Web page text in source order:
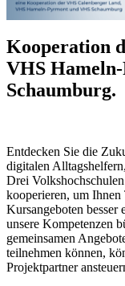
Kooperation
VHS
Schaumburg.
Entdecken Sie die
digitalen
Drei
kooperieren, um
Kursangeboten
unsere Kompetenzen
gemeinsamen
teilnehmen können,
Projektpartner